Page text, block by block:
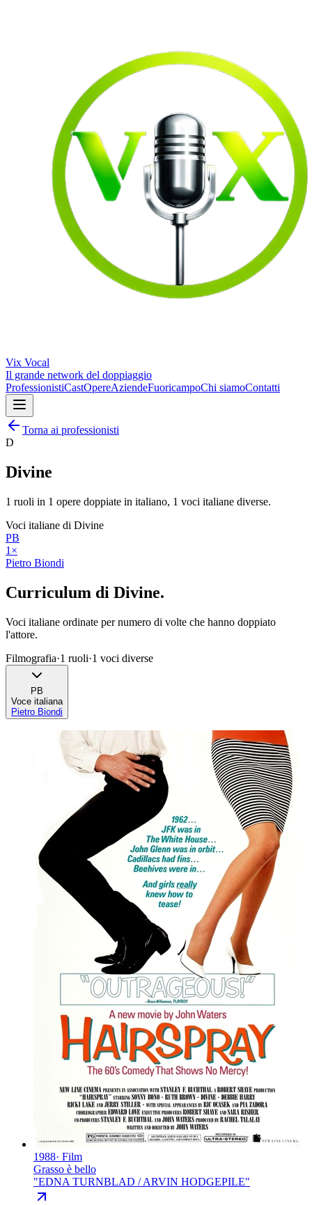
Vix Vocal
Il grande network del doppiaggio
ProfessionistiCastOpereAziendeFuoricampoChi siamoContatti
Torna ai professionisti
D
Divine
1 ruoli in 1 opere doppiate in italiano, 1 voci italiane diverse.
Voci italiane di Divine
PB
1 ×
Pietro Biondi
Curriculum di Divine.
Voci italiane ordinate per numero di volte che hanno doppiato
l'attore.
Filmografia·1 ruoli·1 voci diverse
PB
Voce italiana
Pietro Biondi
1988· Film
Grasso è bello
"EDNA TURNBLAD / ARVIN HODGEPILE"